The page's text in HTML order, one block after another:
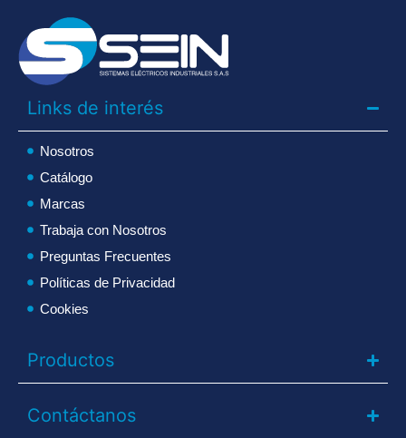
Links de interés
Nosotros
Catálogo
Marcas
Trabaja con Nosotros
Preguntas Frecuentes
Políticas de Privacidad
Cookies
Productos
Contáctanos